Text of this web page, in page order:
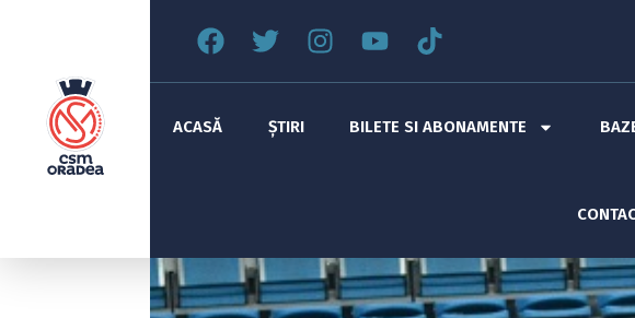
ACASĂ ȘTIRI BILETE SI ABONAMENTE